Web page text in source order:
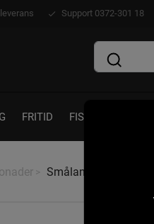
Support 0372-301 18
FRITID FISKE
> Småland Teddy